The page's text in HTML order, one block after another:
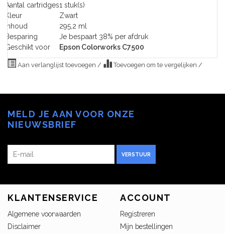
Aantal cartridges1 stuk(s)
Kleur
Zwart
Inhoud
295,2 ml
Besparing
Je bespaart 38% per afdruk
Geschikt voor
Epson Colorworks C7500
Aan verlanglijst toevoegen / Toevoegen om te vergelijken /
MELD JE AAN VOOR ONZE
NIEUWSBRIEF
VERSTUUR
KLANTENSERVICE
Algemene voorwaarden
Disclaimer
ACCOUNT
Registreren
Mijn bestellingen